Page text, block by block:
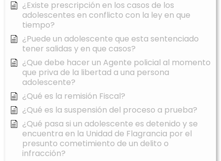
¿Existe prescripción en los casos de los
adolescentes en conflicto con la ley en que
tiempo?
¿Puede un adolescente que esta sentenciado
tener salidas y en que casos?
¿Que debe hacer un Agente policial al momento
que priva de la libertad a una persona
adolescente?
¿Qué es la remisión Fiscal?
¿Qué es la suspensión del proceso a prueba?
¿Qué pasa si un adolescente es detenido y se
encuentra en la Unidad de Flagrancia por el
presunto cometimiento de un delito o
infracción?